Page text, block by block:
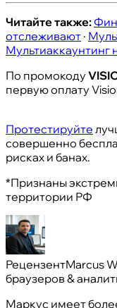
Читайте также:
отслеживают ·
Мультиаккаунтинг
По промокоду
первую оплату
Протестируйте
совершенно
рисках и банах.
*Признаны
территории РФ
РецензентMarcus
браузеров &
Маркус имеет